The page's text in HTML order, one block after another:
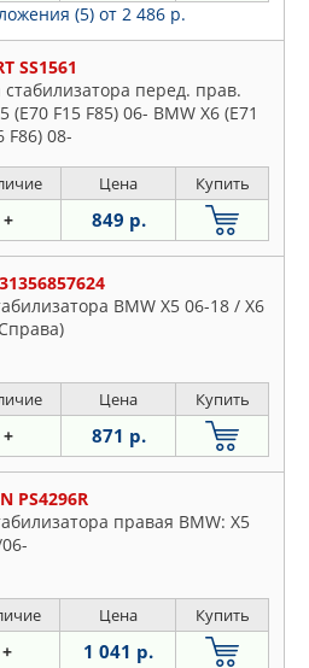
(5) от 2 486 р.
SS1561
стабилизатора перед. прав.
(E70 F15 F85) 06- BMW X6 (E71
F86) 08-
Цена Купить
+ 849 р.
BMW X5 06-18 / X6
Цена Купить
+ 871 р.
PS4296R
правая BMW: X5
Цена Купить
+ 1 041 р.